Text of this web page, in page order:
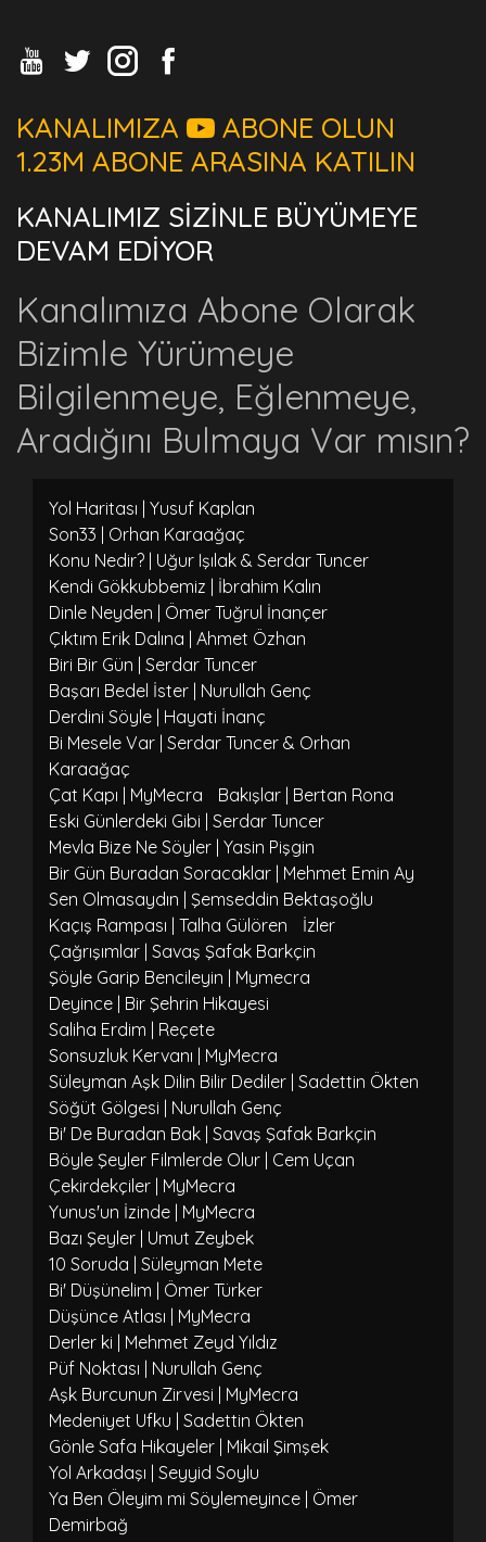
KANALIMIZA
ABONE OLUN
1.23M ABONE ARASINA KATILIN
KANALIMIZ SİZİNLE BÜYÜMEYE
DEVAM EDİYOR
Kanalımıza Abone Olarak
Bizimle Yürümeye
Bilgilenmeye, Eğlenmeye,
Aradığını Bulmaya Var mısın?
Yol Haritası | Yusuf Kaplan
Son33 | Orhan Karaağaç
Konu Nedir? | Uğur Işılak & Serdar Tuncer
Kendi Gökkubbemiz | İbrahim Kalın
Dinle Neyden | Ömer Tuğrul İnançer
Çıktım Erik Dalına | Ahmet Özhan
Biri Bir Gün | Serdar Tuncer
Başarı Bedel İster | Nurullah Genç
Derdini Söyle | Hayati İnanç
Bi Mesele Var | Serdar Tuncer & Orhan
Karaağaç
Çat Kapı | MyMecra
Bakışlar | Bertan Rona
Eski Günlerdeki Gibi | Serdar Tuncer
Mevla Bize Ne Söyler | Yasin Pişgin
Bir Gün Buradan Soracaklar | Mehmet Emin Ay
Sen Olmasaydın | Şemseddin Bektaşoğlu
Kaçış Rampası | Talha Gülören
İzler
Çağrışımlar | Savaş Şafak Barkçin
Şöyle Garip Bencileyin | Mymecra
Deyince | Bir Şehrin Hikayesi
Saliha Erdim | Reçete
Sonsuzluk Kervanı | MyMecra
Süleyman Aşk Dilin Bilir Dediler | Sadettin Ökten
Söğüt Gölgesi | Nurullah Genç
Bi' De Buradan Bak | Savaş Şafak Barkçin
Böyle Şeyler Filmlerde Olur | Cem Uçan
Çekirdekçiler | MyMecra
Yunus'un İzinde | MyMecra
Bazı Şeyler | Umut Zeybek
10 Soruda | Süleyman Mete
Bi' Düşünelim | Ömer Türker
Düşünce Atlası | MyMecra
Derler ki | Mehmet Zeyd Yıldız
Püf Noktası | Nurullah Genç
Aşk Burcunun Zirvesi | MyMecra
Medeniyet Ufku | Sadettin Ökten
Gönle Safa Hikayeler | Mikail Şimşek
Yol Arkadaşı | Seyyid Soylu
Ya Ben Öleyim mi Söylemeyince | Ömer
Demirbağ